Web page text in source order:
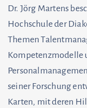
Dr. Jörg Martens
Hochschule der
Themen
Kompetenzmodelle
seiner Forschung
Karten, mit deren